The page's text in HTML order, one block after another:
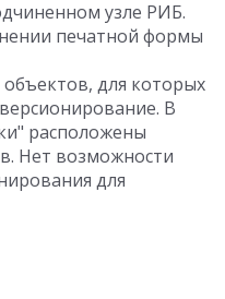
узле РИБ.
печатной формы
объектов, для которых
В
расположены
Нет возможности
для